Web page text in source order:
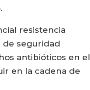
resistencia
de seguridad
antibióticos en el
en la cadena de